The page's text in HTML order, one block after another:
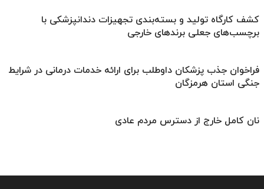
کشف کارگاه تولید و بسته‌بندی تجهیزات دندانپزشکی با
برچسب‌های جعلی برندهای خارجی
فراخوان جذب پزشکان داوطلب برای ارائه خدمات درمانی در شرایط
جنگی استان هرمزگان
نان کامل خارج از دسترس مردم عادی